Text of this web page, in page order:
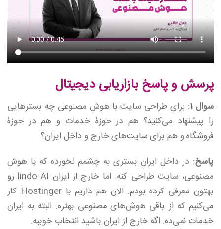
پرسش و پاسخ بازاریابی دیجیتال
سوال 1:
برای طراحی سایت با هوش مصنوعی چه بسترهایی
را پیشنهاد می‌کنید؟ هم در حوزۀ خدمات و هم در حوزۀ
فروشگاه و هم برای سایت‌های خارج و داخل ایران؟
پاسخ: در داخل ایران بستری به چشمم نخورده که با هوش
مصنوعی، سایت طراحی کنه. اما خارج از ایران lindo AI رو
بهتون معرفی کرده بودم. الان هم داریم با Hostinger کار
می‌کنیم که از باقی هوش‌های مصنوعی بهتره. البته به ایران
خدمات نمی‌ده. اگه خارج از ایران باشید انتخاب خوبیه.